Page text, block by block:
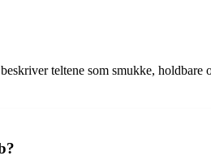
teltene som smukke, holdbare